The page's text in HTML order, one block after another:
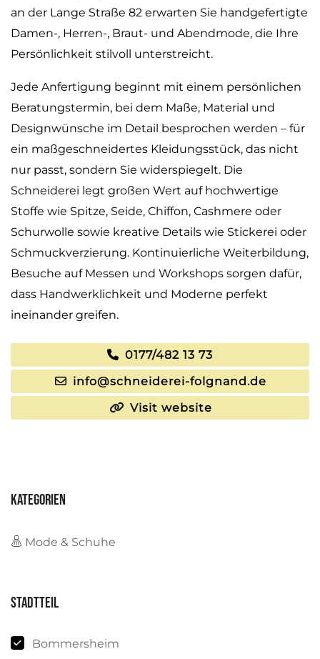
an der Lange Straße 82 erwarten Sie handgefertigte
Damen-, Herren-, Braut- und Abendmode, die Ihre
Persönlichkeit stilvoll unterstreicht.
Jede Anfertigung beginnt mit einem persönlichen
Beratungstermin, bei dem Maße, Material und
Designwünsche im Detail besprochen werden – für
ein maßgeschneidertes Kleidungsstück, das nicht
nur passt, sondern Sie widerspiegelt. Die
Schneiderei legt großen Wert auf hochwertige
Stoffe wie Spitze, Seide, Chiffon, Cashmere oder
Schurwolle sowie kreative Details wie Stickerei oder
Schmuckverzierung. Kontinuierliche Weiterbildung,
Besuche auf Messen und Workshops sorgen dafür,
dass Handwerklichkeit und Moderne perfekt
ineinander greifen.
0177/482 13 73
info@schneiderei-folgnand.de
Visit website
Kategorien
Mode & Schuhe
Stadtteil
Bommersheim